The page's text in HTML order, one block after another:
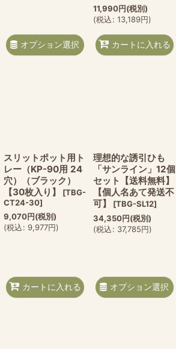
オプション選択
11,990円(税別)
(税込: 13,189円)
カートに入れる
スリットポット用ト
レー（KP-90用 24
穴）（ブラック）
【30枚入り】
[TBG-
CT24-30]
9,070円(税別)
(税込: 9,977円)
カートに入れる
理想的な誘引ひも
「サンライン」12個
セット【送料無料】
【個人名あて発送不
可】
[TBG-SL12]
34,350円(税別)
(税込: 37,785円)
オプション選択